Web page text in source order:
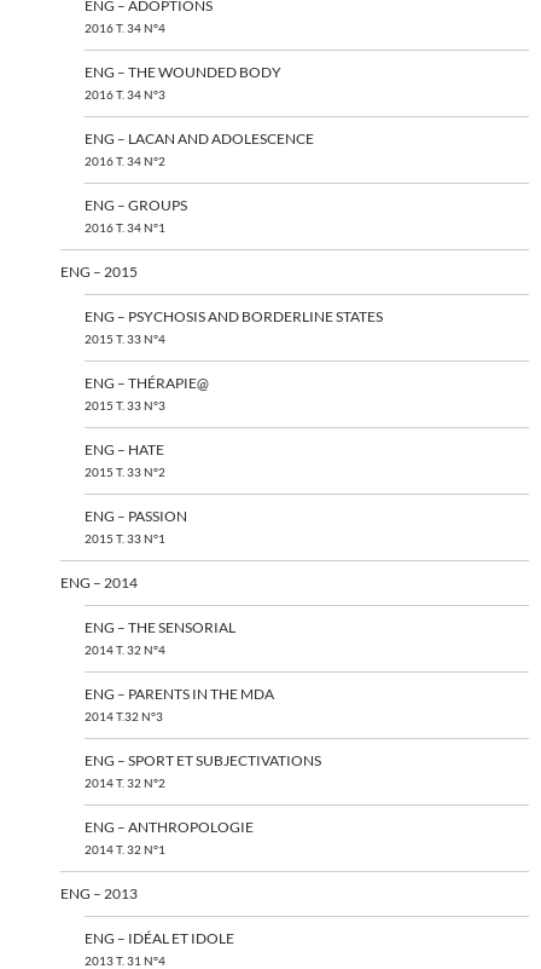
ENG – ADOPTIONS
2016 T. 34 N°4
ENG – THE WOUNDED BODY
2016 T. 34 N°3
ENG – LACAN AND ADOLESCENCE
2016 T. 34 N°2
ENG – GROUPS
2016 T. 34 N°1
ENG – 2015
ENG – PSYCHOSIS AND BORDERLINE STATES
2015 T. 33 N°4
ENG – THÉRAPIE@
2015 T. 33 N°3
ENG – HATE
2015 T. 33 N°2
ENG – PASSION
2015 T. 33 N°1
ENG – 2014
ENG – THE SENSORIAL
2014 T. 32 N°4
ENG – PARENTS IN THE MDA
2014 T.32 N°3
ENG – SPORT ET SUBJECTIVATIONS
2014 T. 32 N°2
ENG – ANTHROPOLOGIE
2014 T. 32 N°1
ENG – 2013
ENG – IDÉAL ET IDOLE
2013 T. 31 N°4